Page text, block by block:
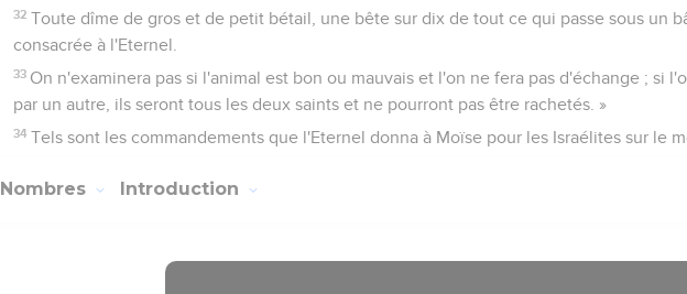
32 Toute dîme de gros et de petit bétail, une bête sur dix de tout ce qui passe sous un
consacrée à l'Eternel.
33 On n'examinera pas si l'animal est bon ou mauvais et l'on ne fera pas d'échange ; si
par un autre, ils seront tous les deux saints et ne pourront pas être rachetés. »
34 Tels sont les commandements que l'Eternel donna à Moïse pour les Israélites sur le
Nombres Introduction